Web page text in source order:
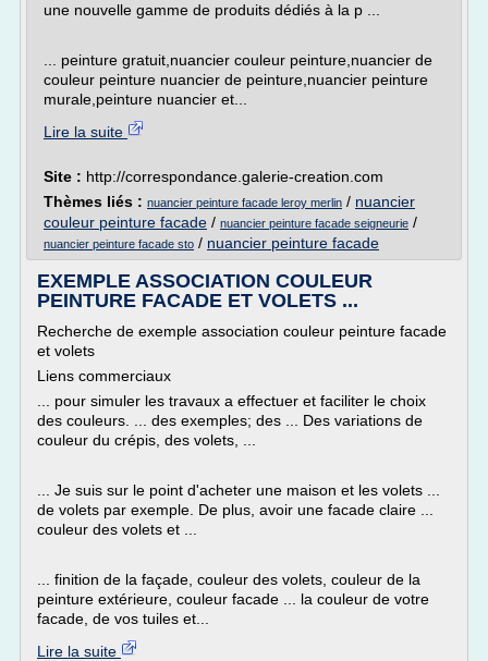
une nouvelle gamme de produits dédiés à la p ...
... peinture gratuit,nuancier couleur peinture,nuancier de
couleur peinture nuancier de peinture,nuancier peinture
murale,peinture nuancier et...
Lire la suite
Site : http://correspondance.galerie-creation.com
Thèmes liés : nuancier peinture facade leroy merlin / nuancier
couleur peinture facade / nuancier peinture facade seigneurie /
nuancier peinture facade sto / nuancier peinture facade
EXEMPLE ASSOCIATION COULEUR
PEINTURE FACADE ET VOLETS ...
Recherche de exemple association couleur peinture facade
et volets
Liens commerciaux
... pour simuler les travaux a effectuer et faciliter le choix
des couleurs. ... des exemples; des ... Des variations de
couleur du crépis, des volets, ...
... Je suis sur le point d'acheter une maison et les volets ...
de volets par exemple. De plus, avoir une facade claire ...
couleur des volets et ...
... finition de la façade, couleur des volets, couleur de la
peinture extérieure, couleur facade ... la couleur de votre
facade, de vos tuiles et...
Lire la suite